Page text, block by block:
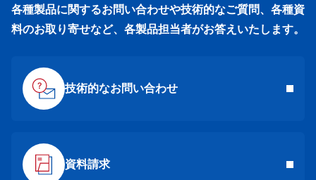
各種製品に関するお問い合わせや技術的なご質問、各種資
料のお取り寄せなど、各製品担当者がお答えいたします。
技術的なお問い合わせ
資料請求